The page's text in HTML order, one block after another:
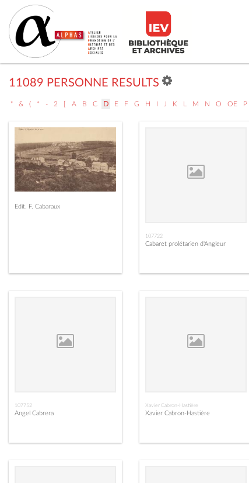
11089 PERSONNE RESULTS
" & ( * - 2 [ A B C D E F G H I J K L M N O OE P
Edit. F. Cabaraux
107722
Cabaret prolétarien d'Angleur
107752
Angel Cabrera
Xavier Cabron-Hastière
Xavier Cabron-Hastière